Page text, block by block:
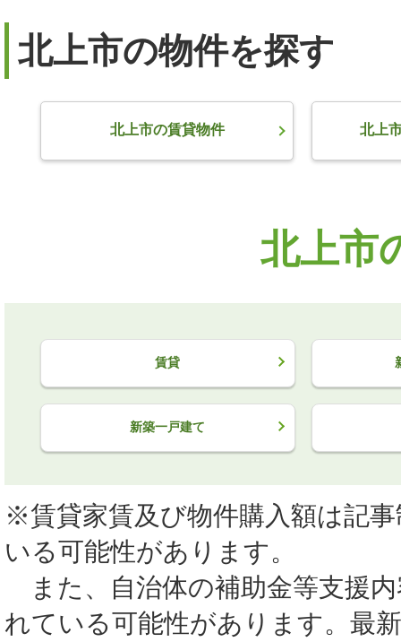
北上市の物件を探す
北上市の賃貸物件 北上
北上市
賃貸
新築一戸建て
※賃貸家賃及び物件購入額は記
いる可能性があります。
また、自治体の補助金等支援
れている可能性があります。最